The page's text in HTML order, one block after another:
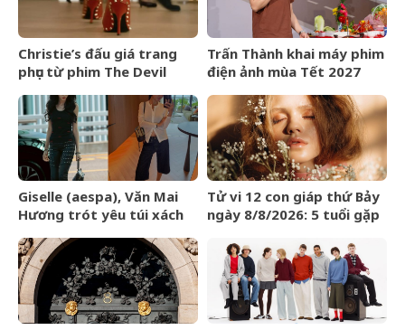
Christie’s đấu giá trang
phục từ phim The Devil
Trấn Thành khai máy phim
điện ảnh mùa Tết 2027
Giselle (aespa), Văn Mai
Hương trót yêu túi xách
Tử vi 12 con giáp thứ Bảy
ngày 8/8/2026: 5 tuổi gặp